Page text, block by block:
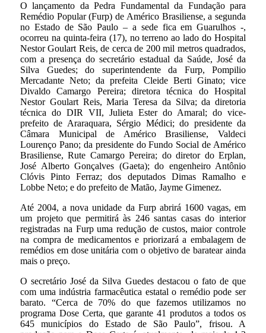
O lançamento da Pedra Fundamental da Fundação para
Remédio Popular (Furp) de Américo Brasiliense, a segunda
no Estado de São Paulo – a sede fica em Guarulhos -,
ocorreu na quinta-feira (17), no terreno ao lado do Hospital
Nestor Goulart Reis, de cerca de 200 mil metros quadrados,
com a presença do secretário estadual da Saúde, José da
Silva Guedes; do superintendente da Furp, Pompilio
Mercadante Neto; da prefeita Cleide Berti Ginato; vice
Divaldo Camargo Pereira; diretora técnica do Hospital
Nestor Goulart Reis, Maria Teresa da Silva; da diretoria
técnica do DIR VII, Julieta Ester do Amaral; do vice-
prefeito de Araraquara, Sérgio Médici; do presidente da
Câmara Municipal de Américo Brasiliense, Valdeci
Lourenço Pano; da presidente do Fundo Social de Américo
Brasiliense, Rute Camargo Pereira; do diretor do Erplan,
José Alberto Gonçalves (Gaeta); do engenheiro Antônio
Clóvis Pinto Ferraz; dos deputados Dimas Ramalho e
Lobbe Neto; e do prefeito de Matão, Jayme Gimenez.
Até 2004, a nova unidade da Furp abrirá 1600 vagas, em
um projeto que permitirá às 246 santas casas do interior
registradas na Furp uma redução de custos, maior controle
na compra de medicamentos e priorizará a embalagem de
remédios em dose unitária com o objetivo de baratear ainda
mais o preço.
O secretário José da Silva Guedes destacou o fato de que
com uma indústria farmacêutica estatal o remédio pode ser
barato. “Cerca de 70% do que fazemos utilizamos no
programa Dose Certa, que garante 41 produtos a todos os
645 municípios do Estado de São Paulo”, frisou. A